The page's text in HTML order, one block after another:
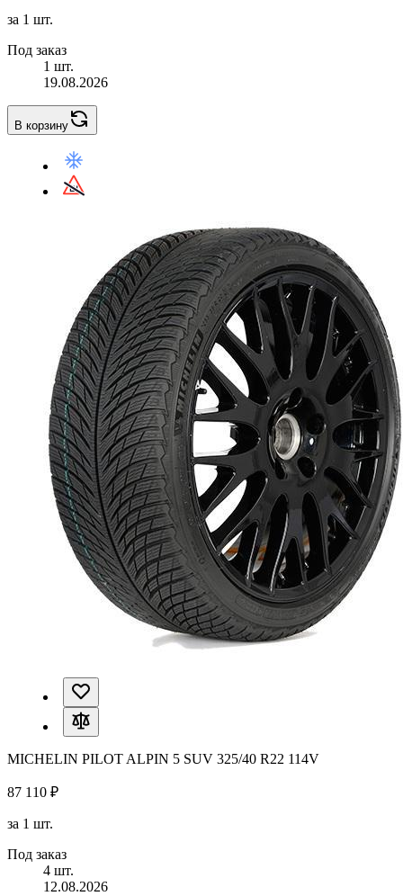
за 1 шт.
Под заказ
1 шт.
19.08.2026
В корзину
MICHELIN PILOT ALPIN 5 SUV 325/40 R22 114V
87 110 ₽
за 1 шт.
Под заказ
4 шт.
12.08.2026